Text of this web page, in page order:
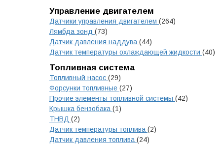
Управление двигателем
Датчики управления двигателем (264)
Лямбда зонд (73)
Датчик давления наддува (44)
Датчик температуры охлаждающей жидкости (40)
Топливная система
Топливный насос (29)
Форсунки топливные (27)
Прочие элементы топливной системы (42)
Крышка бензобака (1)
ТНВД (2)
Датчик температуры топлива (2)
Датчик давления топлива (24)